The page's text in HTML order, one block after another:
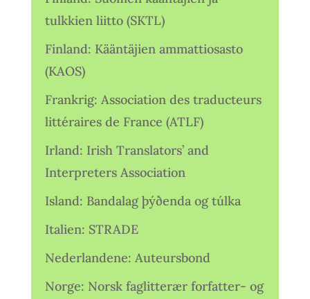
tulkkien liitto (SKTL)
Finland: Kääntäjien ammattiosasto
(KAOS)
Frankrig: Association des traducteurs
littéraires de France (ATLF)
Irland: Irish Translators’ and
Interpreters Association
Island: Bandalag þýðenda og túlka
Italien: STRADE
Nederlandene: Auteursbond
Norge: Norsk faglitterær forfatter- og